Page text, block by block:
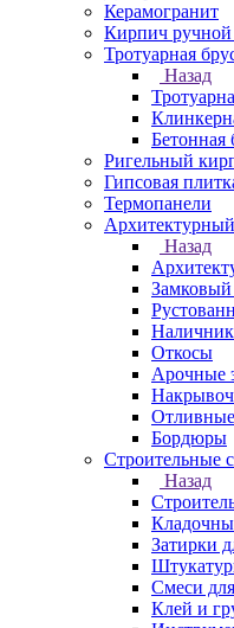
Керамогранит
Кирпич
Тротуарная
Назад
Бетонная
Ригельный
Гипсовая
Термопанели
Назад
Замковый
Откосы
Арочные
Бордюры
Строительные
Назад
Затирки
Смеси
Клей и